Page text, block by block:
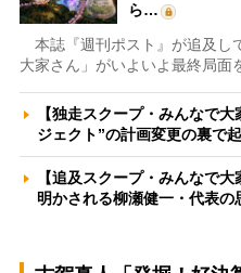
ら…
本誌『週刊ポスト』が追及し
大家さん」がいよいよ最終局面
【独走スクープ・みんなで
ジェクト”の計画変更の裏で
【追及スクープ・みんなで
明かされる柳瀬健一・代表